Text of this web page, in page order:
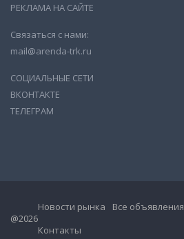
РЕКЛАМА НА САЙТЕ
Связаться с нами:
mail@arenda-trk.ru
СОЦИАЛЬНЫЕ СЕТИ
ВКОНТАКТЕ
ТЕЛЕГРАМ
@2026
Новости рынка Все объявления
Контакты